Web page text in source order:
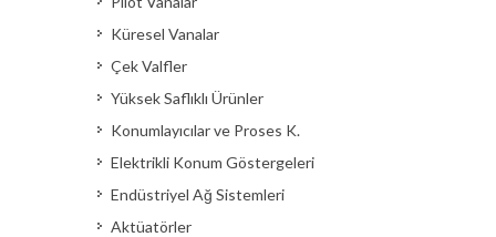
Küresel Vanalar
Çek Valfler
Yüksek Saflıklı Ürünler
Konumlayıcılar ve Proses K.
Elektrikli Konum Göstergeleri
Endüstriyel Ağ Sistemleri
Aktüatörler